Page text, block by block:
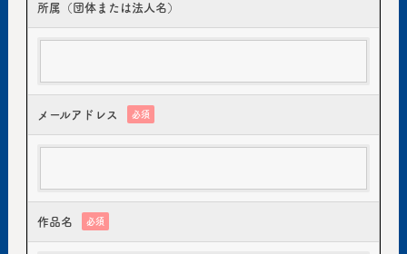
所属（団体または法人名）
メールアドレス 必須
作品名 必須